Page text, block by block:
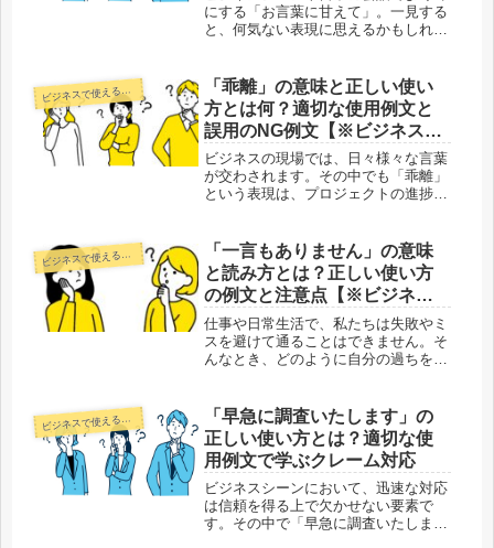
にする「お言葉に甘えて」。一見する
と、何気ない表現に思えるかもしれま
る「受け入れ」の言葉ではなく、相手
への感謝や配慮、さらには状況に応じ
た...
ビ ジネスで使える正しい日本語
「乖離」の意味と正しい使い
方とは何？適切な使用例文と
誤用のNG例文【※ビジネスシ
ーンでは？】
ビジネスの現場では、日々様々な言葉
が交わされます。その中でも「乖離」
という表現は、プロジェクトの進捗や
分析力や状況把握力が高いと評価さ
れ、仕事ができる印象を与えることが
でき...
ビ ジネスで使える正しい日本語
「一言もありません」の意味
と読み方とは？正しい使い方
の例文と注意点【※ビジネス
での謝罪の言葉】
仕事や日常生活で、私たちは失敗やミ
スを避けて通ることはできません。そ
んなとき、どのように自分の過ちを認
が「一言もありません」です。この言
葉は、単に弁解を放棄するのではな
く、...
ビジネスで使える正しい日本語
「早急に調査いたします」の
正しい使い方とは？適切な使
用例文で学ぶクレーム対応
ビジネスシーンにおいて、迅速な対応
は信頼を得る上で欠かせない要素で
す。その中で「早急に調査いたしま